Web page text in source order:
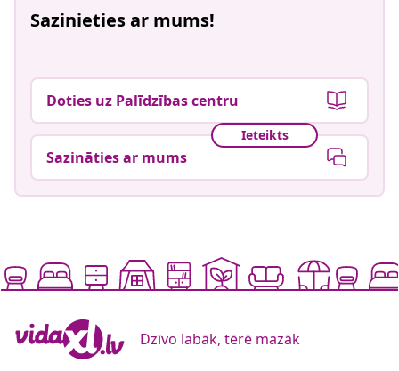
Sazinieties ar mums!
Doties uz Palīdzības centru
Ieteikts
Sazināties ar mums
Dzīvo labāk, tērē mazāk